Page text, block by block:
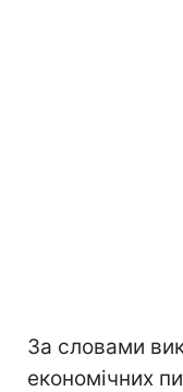
За словами
економічних